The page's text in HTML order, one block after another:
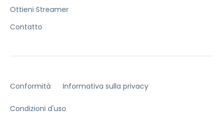
Ottieni Streamer
Contatto
Conformità Informativa sulla privacy
Condizioni d'uso